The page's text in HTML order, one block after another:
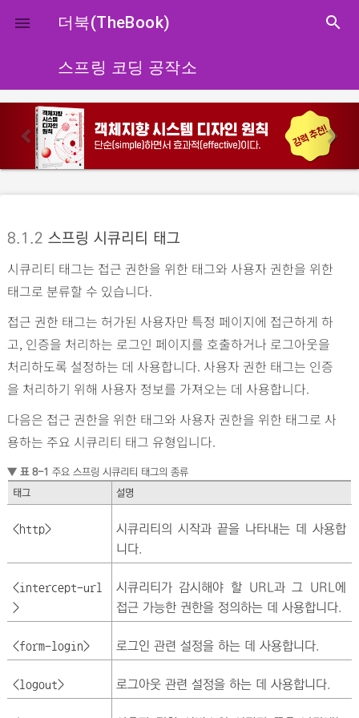
close
 더북(TheBook) search
스프링 코딩 공작소
p
r
u
s
e
8.1.2 스프링 시큐리티 태그
시큐리티 태그는 접근 권한을 위한 태그와 사용자 권한을 위한
태그로 분류할 수 있습니다.
접근 권한 태그는 허가된 사용자만 특정 페이지에 접근하게 하
고, 인증을 처리하는 로그인 페이지를 호출하거나 로그아웃을
처리하도록 설정하는 데 사용합니다. 사용자 권한 태그는 인증
을 처리하기 위해 사용자 정보를 가져오는 데 사용합니다.
다음은 접근 권한을 위한 태그와 사용자 권한을 위한 태그로 사
용하는 주요 시큐리티 태그 유형입니다.
▼ 표 8-1 주요 스프링 시큐리티 태그의 종류
태그
설명
<http>
시큐리티의 시작과 끝을 나타내는 데 사용합
니다.
<intercept-url
>
시큐리티가 감시해야 할 URL과 그 URL에
접근 가능한 권한을 정의하는 데 사용합니다.
<form-login> 로그인 관련 설정을 하는 데 사용합니다.
<logout> 로그아웃 관련 설정을 하는 데 사용합니다.